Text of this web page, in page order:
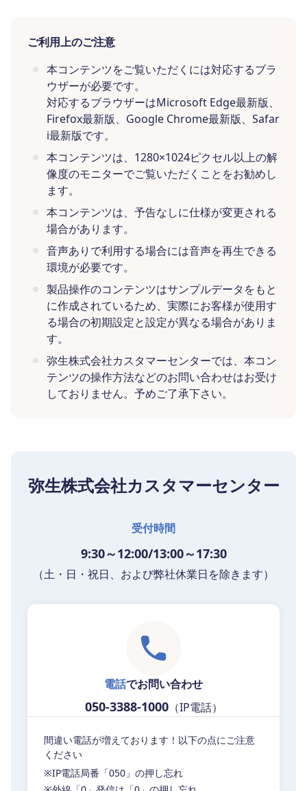
ご利用上のご注意
本コンテンツをご覧いただくには対応するブラ
ウザーが必要です。
対応するブラウザーはMicrosoft Edge最新版、
Firefox最新版、Google Chrome最新版、Safar
i最新版です。
本コンテンツは、1280×1024ピクセル以上の解
像度のモニターでご覧いただくことをお勧めし
ます。
本コンテンツは、予告なしに仕様が変更される
場合があります。
音声ありで利用する場合には音声を再生できる
環境が必要です。
製品操作のコンテンツはサンプルデータをもと
に作成されているため、実際にお客様が使用す
る場合の初期設定と設定が異なる場合がありま
す。
弥生株式会社カスタマーセンターでは、本コン
テンツの操作方法などのお問い合わせはお受け
しておりません。予めご了承下さい。
弥生株式会社カスタマーセンター
受付時間
9:30～12:00/13:00～17:30
（土・日・祝日、および弊社休業日を除きます）
電話でお問い合わせ
050-3388-1000（IP電話）
間違い電話が増えております！以下の点にご注意
ください
※IP電話局番「050」の押し忘れ